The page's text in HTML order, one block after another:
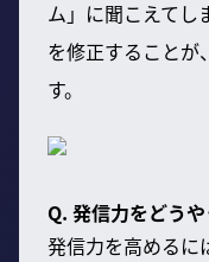
ム」に聞こえてし
を修正することが
す。
Q. 発信力をどう
発信力を高めるに